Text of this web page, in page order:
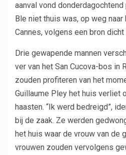
aanval vond
Ble niet thuis was, op weg
Cannes, volgens een bron dicht
Drie gewapende mannen
ver van het San Cucova-bos in
zouden profiteren van het
Guillaume Pley het huis verliet
haasten. “Ik werd bedreigd”,
bij de zaak. Ze werden
het huis waar de vrouw van de
vrouwen zouden vervolgens